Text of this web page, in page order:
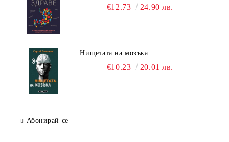
€12.73 24.90 лв.
Нищетата на мозъка
€10.23 20.01 лв.
Абонирай се